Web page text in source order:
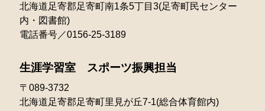
北海道足寄郡足寄町南1条5丁目3(足寄町民センター
内・図書館)
電話番号／0156-25-3189
生涯学習室 スポーツ振興担当
〒089-3732
北海道足寄郡足寄町里見が丘7-1(総合体育館内)